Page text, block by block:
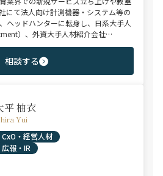
にて法人向け計測機器・システム等の
ヘッドハンターに転身し、日系大手人
）、外資大手人材紹介会社
画。 製造全般/プラントエンジニアリ
広い領域、職種全般でのご支援が可
補者様と面談、200名を超える転職支
相談する
平 柚衣
Yui
CxO・経営人材
広報・IR